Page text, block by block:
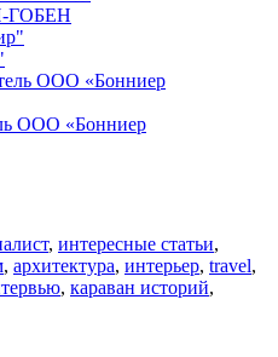
ГОБЕН
ООО «Бонниер
, интересные статьи,
, архитектура, интерьер, travel,
, караван историй,